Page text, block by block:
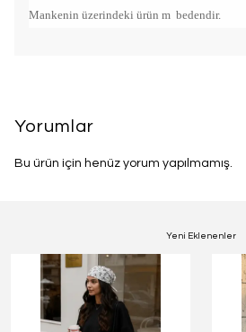
Mankenin üzerindeki ürün m bedendir.
Yorumlar
Bu ürün için henüz yorum yapılmamış.
Yeni Eklenenler